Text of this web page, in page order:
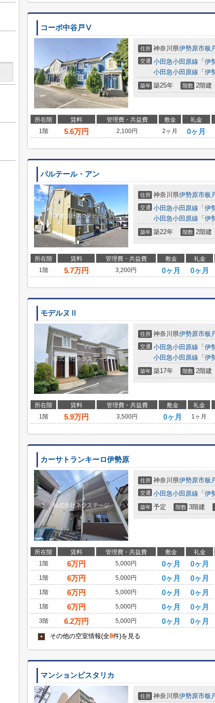
コーポ中谷戸Ⅴ
住所 神奈川県伊勢原市板
交通 小田急小田原線 「 伊
小田急小田原線 「 伊
築年 築25年 階数 2階建
所在階 賃料 管理費・共益費 敷金 礼金
1階
5.6万円 2,100円 2ヶ月 0ヶ月
パルテール・アン
住所 神奈川県伊勢原市板
交通 小田急小田原線 「 伊
小田急小田原線 「 伊
築年 築22年 階数 2階建
所在階 賃料 管理費・共益費 敷金 礼金
1階
5.7万円 3,200円 0ヶ月 0ヶ月
モデルヌⅡ
住所 神奈川県伊勢原市板
交通 小田急小田原線 「 伊
小田急小田原線 「 伊
築年 築17年 階数 2階建
所在階 賃料 管理費・共益費 敷金 礼金
1階
5.9万円 3,500円 0ヶ月 1ヶ月
カーサトランキーロ伊勢原
住所 神奈川県伊勢原市板
交通 小田急小田原線 「 伊
築年 予定 階数 3階建
所在階 賃料 管理費・共益費 敷金 礼金
1階
6万円 5,000円 0ヶ月 0ヶ月
1階
6万円 5,000円 0ヶ月 0ヶ月
1階
6万円 5,000円 0ヶ月 0ヶ月
1階
6万円 5,000円 0ヶ月 0ヶ月
3階
6.2万円 5,000円 0ヶ月 0ヶ月
+ その他の空室情報(全8件)を見る
マンションビスタリカ
住所 神奈川県伊勢原市板